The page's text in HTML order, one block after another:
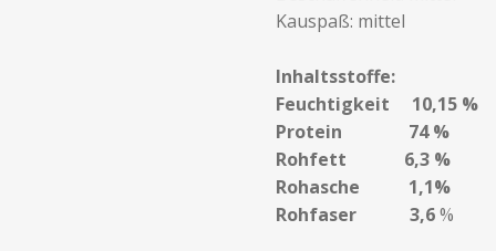
Kauspaß: mittel
Inhaltsstoffe:
Feuchtigkeit 10,15 %
Protein 74 %
Rohfett 6,3 %
Rohasche 1,1%
Rohfaser 3,6%